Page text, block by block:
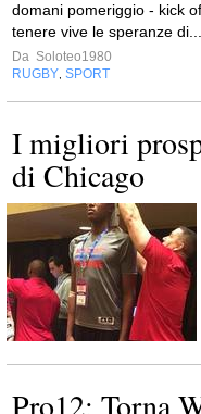
domani pomeriggio - kick
tenere vive le speranze di...
Da Soloteo1980
RUGBY SPORT
I migliori
di Chicago
Pro12: Torna